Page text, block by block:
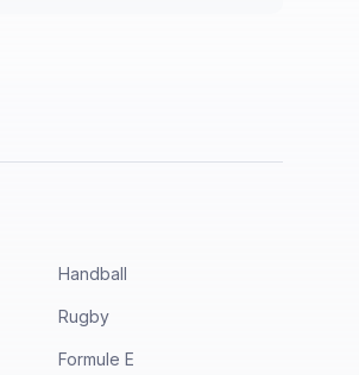
Handball
Rugby
Formule E